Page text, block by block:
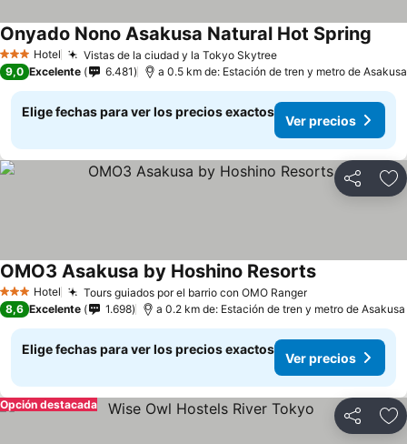
3 Estrellas
Hotel Vistas de la ciudad y la Tokyo Skytree
Onyado Nono Asakusa Natural Hot Spring
9,0 Excelente 6.481 a 0.5 km de: Estación de tren y metro de Asakusa
Elige fechas para ver los precios exactos
Ver precios
Compartir
3 Estrellas
Hotel Tours guiados por el barrio con OMO Ranger
OMO3 Asakusa by Hoshino Resorts
8,6 Excelente 1.698 a 0.2 km de: Estación de tren y metro de Asakusa
Elige fechas para ver los precios exactos
Ver precios
Compartir
Opción destacada